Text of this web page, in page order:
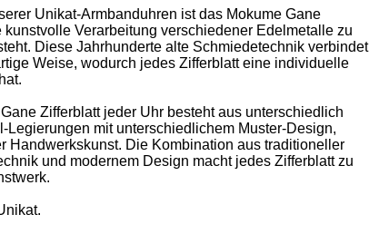
Unikat-Armbanduhren ist das Mokume Gane
kunstvolle Verarbeitung verschiedener Edelmetalle zu
Diese Jahrhunderte alte Schmiedetechnik verbindet
Weise, wodurch jedes Zifferblatt eine individuelle
Zifferblatt jeder Uhr besteht aus unterschiedlich
Legierungen mit unterschiedlichem Muster-Design,
Handwerkskunst. Die Kombination aus traditioneller
und modernem Design macht jedes Zifferblatt zu